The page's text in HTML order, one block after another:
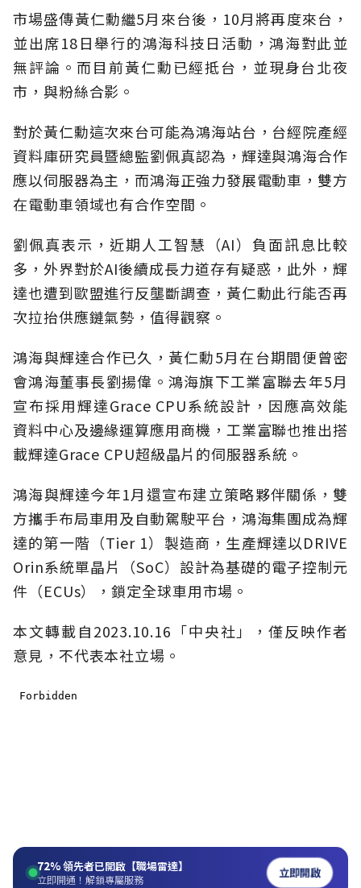
市場盛傳黃仁勳繼5月來台後，10月將再度來台，
並出席18日舉行的鴻海科技日活動，鴻海對此並
無評論。而目前黃仁勳已經抵台，並現身台北夜
市，與粉絲合影。
對於黃仁勳這次來台可能為鴻海站台，台經院產經
資料庫研究員暨總監劉佩真認為，輝達與鴻海合作
應以伺服器為主，而鴻海正強力發展電動車，雙方
在電動車領域也有合作空間。
劉佩真表示，近期人工智慧（AI）負面訊息比較
多，外界對於AI後續成長力道存有疑惑，此外，輝
達也遭到歐盟進行反壟斷調查，黃仁勳此行能否再
次拉抬供應鏈氣勢，值得觀察。
鴻海與輝達合作已久，黃仁勳5月在台期間便曾密
會鴻海董事長劉揚偉。鴻海旗下工業富聯去年5月
宣布採用輝達Grace CPU系統設計，因應高效能
資料中心及邊緣運算應用商機，工業富聯也推出搭
載輝達Grace CPU超級晶片的伺服器系統。
鴻海與輝達今年1月還宣布建立策略夥伴關係，雙
方攜手布局車用及自動駕駛平台，鴻海集團成為輝
達的第一階（Tier 1）製造商，生產輝達以DRIVE
Orin系統單晶片（SoC）設計為基礎的電子控制元
件（ECUs），鎖定全球車用市場。
本文轉載自2023.10.16 「中央社」
，僅反映作者
意見，不代表本社立場。
72%領先者已開啟【職場雷達】
立即開通！解鎖專屬服務 立即開啟